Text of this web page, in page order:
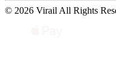
© 2026 Virail All Rights